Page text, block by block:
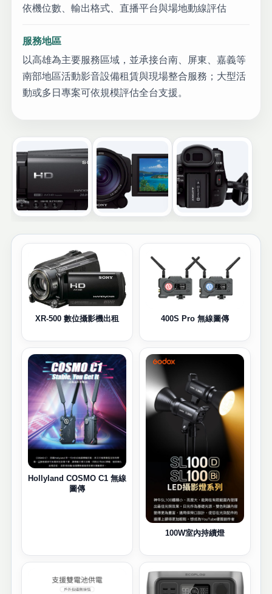
依機位數、輸出格式、直播平台與場地動線評估
服務地區
以高雄為主要服務區域，並承接台南、屏東、嘉義等
南部地區活動影音設備租賃與現場整合服務；大型活
動或多日專案可依規模評估全台支援。
XR-500 數位攝影機出租 400S Pro 無線圖傳
Hollyland COSMO C1 無線
圖傳
100W室內持續燈